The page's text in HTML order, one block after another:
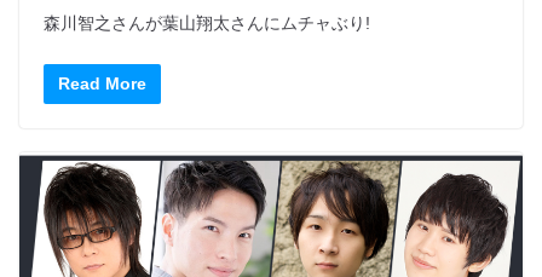
森川智之さんが葉山翔太さんにムチャぶり!
Read More